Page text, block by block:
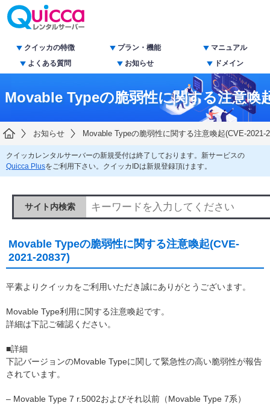
クイッカの特徴 プラン・機能
マニュアル
よくある質問
お知らせ ドメイン
Movable Typeの脆弱性に関する注意喚
お知らせ Movable Typeの脆弱性に関する注意喚起(CVE-2021-
クイッカレンタルサーバーの新規受付は終了しております。新サービスの
Quicca Plusをご利用下さい。クイッカIDは新規登録頂けます。
サイト内検索
Movable Typeの脆弱性に関する注意喚起(CVE-
2021-20837)
平素よりクイッカをご利用いただき誠にありがとうございます。
Movable Type利用に関する注意喚起です。
詳細は下記ご確認ください。
■詳細
下記バージョンのMovable Typeに関して緊急性の高い脆弱性が報告
されています。
– Movable Type 7 r.5002およびそれ以前（Movable Type 7系）